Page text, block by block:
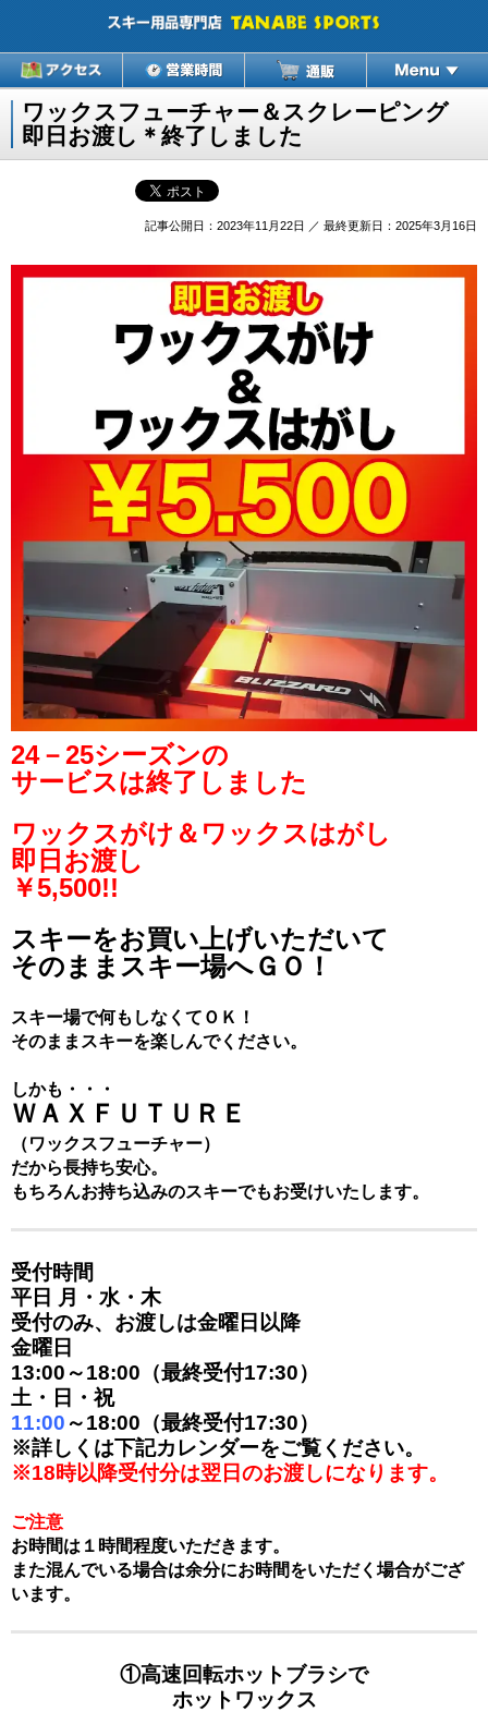
ワックスフューチャー＆スクレーピング
即日お渡し＊終了しました
記事公開日：2023年11月22日 ／ 最終更新日：2025年3月16日
24－25シーズンの
サービスは終了しました
ワックスがけ＆ワックスはがし
即日お渡し
￥5,500!!
スキーをお買い上げいただいて
そのままスキー場へＧＯ！
スキー場で何もしなくてＯＫ！
そのままスキーを楽しんでください。
しかも・・・
ＷＡＸＦＵＴＵＲＥ
（ワックスフューチャー）
だから長持ち安心。
もちろんお持ち込みのスキーでもお受けいたします。
受付時間
平日 月・水・木
受付のみ、お渡しは金曜日以降
金曜日
13:00～18:00（最終受付17:30）
土・日・祝
11:00 ～18:00（最終受付17:30）
※詳しくは下記カレンダーをご覧ください。
※18時以降受付分は翌日のお渡しになります。
ご注意
お時間は１時間程度いただきます。
また混んでいる場合は余分にお時間をいただく場合がござ
います。
①高速回転ホットブラシで
ホットワックス